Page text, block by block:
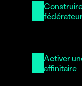
Activer
affinitaire